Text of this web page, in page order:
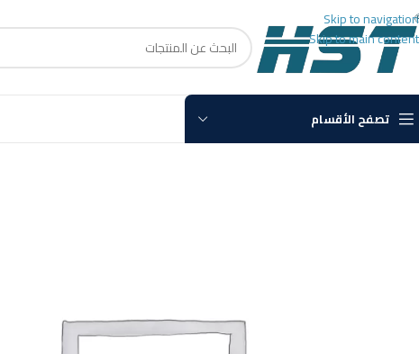
Skip to navigation
Skip to main content
تصفح الأقسام